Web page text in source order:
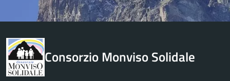
Consorzio Monviso Solidale